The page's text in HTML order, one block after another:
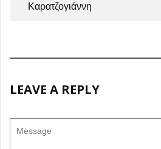
Καρατζογιάννη
LEAVE A REPLY